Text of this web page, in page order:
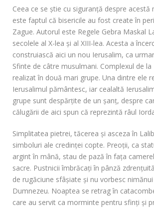
Ceea ce se ştie cu siguranţă despre acestă
este faptul că bisericile au fost create în
Zague. Autorul este Regele Gebra Maskal
secolele al X-lea şi al XIII-lea. Acesta a
construiască aici un nou Ierusalim, ca
Sfinte de câtre musulmani. Complexul de la
realizat în două mari grupe. Una dintre ele
Ierusalimul pământesc, iar cealaltă
grupe sunt despărţite de un şanţ, despre
călugării de aici spun că reprezintă râul
Simplitatea pietrei, tăcerea şi asceza în
simboluri ale credinţei copte. Preoţii, ca
argint în mână, stau de pază în faţa
sacre. Pustnicii îmbrăcaţi în pânză
de rugăciune sfâşiate şi nu vorbesc
Dumnezeu. Noaptea se retrag în
care au servit ca morminte pentru sfinţi şi